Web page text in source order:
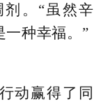
。“虽然辛
一种幸福。”
动赢得了同